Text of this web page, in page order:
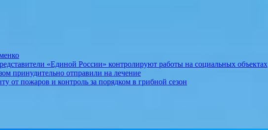
«Единой России» контролируют работы на социальных объектах
принудительно отправили на лечение
от пожаров и контроль за порядком в грибной сезон